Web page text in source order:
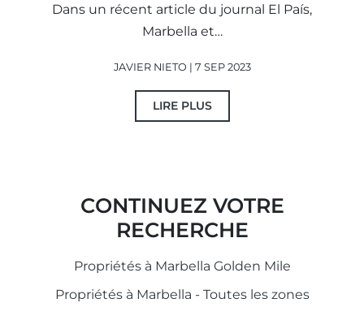
Dans un récent article du journal El País,
Marbella et…
JAVIER NIETO | 7 SEP 2023
LIRE PLUS
CONTINUEZ VOTRE
RECHERCHE
Propriétés à Marbella Golden Mile
Propriétés à Marbella - Toutes les zones